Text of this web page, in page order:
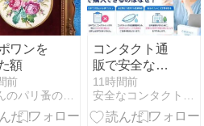
ワンを
額
前
友くんのパリ蚤の市散歩
コンタクト通
販で安全なサ
イトを見分け
る10項目｜失
敗しない選び
11時間前
安全なコンタクト通販おすすめ3選！安全なサイトの見分け方♪